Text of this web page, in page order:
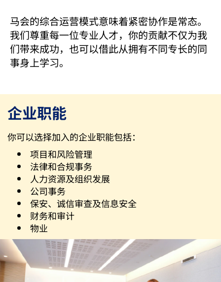
马会的综合运营模式意味着紧密协作是常态。
我们尊重每一位专业人才，你的贡献不仅为我
们带来成功，也可以借此从拥有不同专长的同
事身上学习。
企业职能
你可以选择加入的企业职能包括：
项目和风险管理
法律和合规事务
人力资源及组织发展
公司事务
保安、诚信审查及信息安全
财务和审计
物业